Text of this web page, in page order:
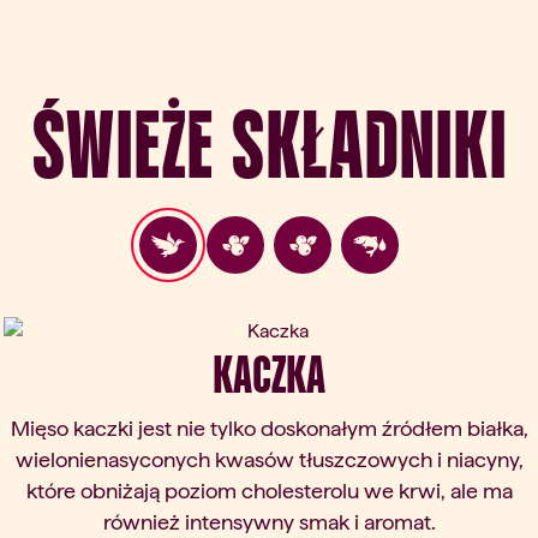
Świeże składniki
slide
KACZKA
Mięso kaczki jest nie tylko doskonałym źródłem białka,
wielonienasyconych kwasów tłuszczowych i niacyny,
które obniżają poziom cholesterolu we krwi, ale ma
również intensywny smak i aromat.